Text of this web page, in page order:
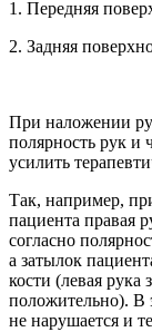
1. Передняя
2. Задняя
При наложении
полярность рук и
усилить
Так, например,
пациента правая
согласно
а затылок
кости (левая рука
положительно). В
не нарушается и